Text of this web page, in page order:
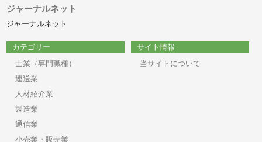
ジャーナルネット
ジャーナルネット
カテゴリー
士業（専門職種）
運送業
人材紹介業
製造業
通信業
小売業・販売業
サイト情報
当サイトについて